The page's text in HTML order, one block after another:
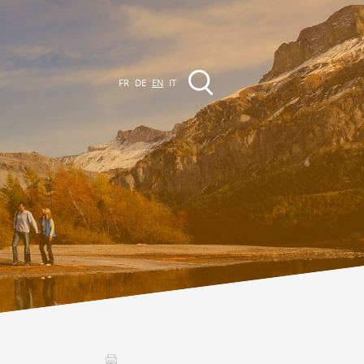
region
events
Club Vinum Montis
Assemblées générales & Statuts
FR DE EN IT